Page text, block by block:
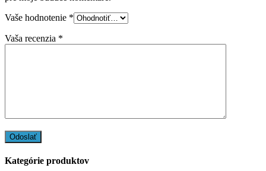
Vaše hodnotenie *
Vaša recenzia *
Kategórie produktov